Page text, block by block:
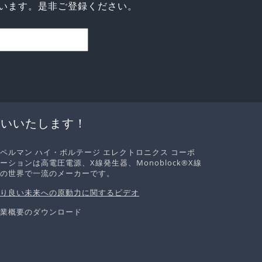
す。是非ご登録ください。
いたします！
ルマン ハイ・ボルテージ エレクトロニクス コーポ
ションは高電圧電源、X線発生器、Monoblock®X線
世界で一流のメーカーです。
良い未来への原動力に関するビデオ
概要のダウンロード